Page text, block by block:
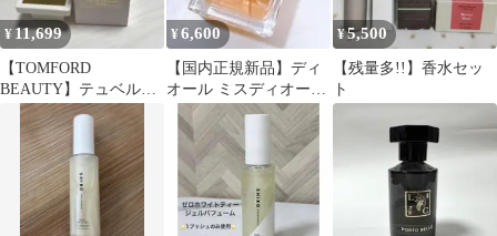
¥ 11,699
【TOMFORD
BEAUTY】テュベルー
ズニュEDP 50ml 箱無し
¥6,600
【国内正規新品】ディ
オール ミスディオール
オードゥトワレ 50ml
香水
¥5,500
【残量多!!】香水セッ
ト